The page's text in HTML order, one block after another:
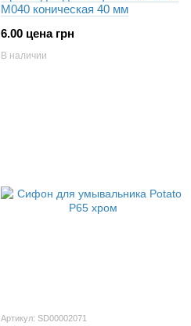
М040 коническая 40 мм
6.00 цена грн
В наличии
Артикул: SD00002071